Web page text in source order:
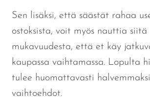
Sen lisäksi, että säästät rahaa
ostoksista, voit myös nauttia siitä
mukavuudesta, että et käy
kaupassa vaihtamassa. Lopulta
tulee huomattavasti
vaihtoehdot.